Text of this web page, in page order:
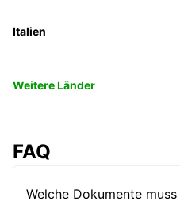
Italien
Weitere Länder
FAQ
Welche Dokumente